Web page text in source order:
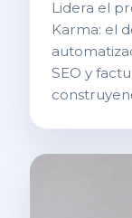
Lidera el
Karma: el
SEO y